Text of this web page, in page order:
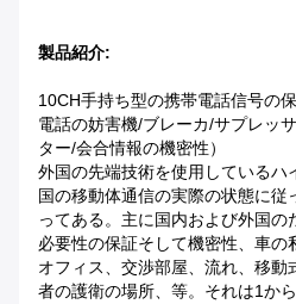
製品紹介:
10CH手持ち型の携帯電話信号の
電話の妨害機/ブレーカ/サプレッ
ター/会合情報の機密性）
外国の先端技術を使用しているハ
国の移動体通信の実際の状態に従
ってある。主に国内および外国の
必要性の保証そして機密性、車の
オフィス、交渉部屋、流れ、移動
者の護衛の場所、等。それは1か